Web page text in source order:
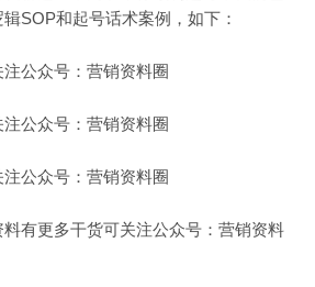
SOP和起号话术案例，如下：
公众号：营销资料圈
公众号：营销资料圈
公众号：营销资料圈
更多干货可关注公众号：营销资料